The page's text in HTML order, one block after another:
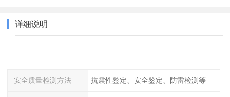
详细说明
安全质量检测方法 抗震性鉴定、安全鉴定、防雷检测等